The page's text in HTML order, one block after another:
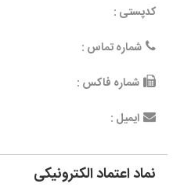
کدپستی :
شماره تماس :
شماره فاکس :
ایمیل :
نماد اعتماد الکترونیکی